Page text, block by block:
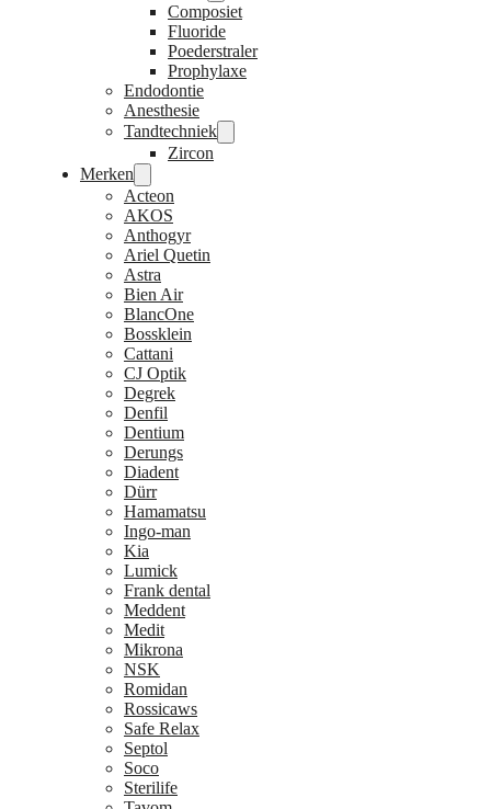
Composiet
Fluoride
Poederstraler
Prophylaxe
Endodontie
Anesthesie
Tandtechniek
Zircon
Merken
Acteon
AKOS
Anthogyr
Ariel Quetin
Astra
Bien Air
BlancOne
Bossklein
Cattani
CJ Optik
Degrek
Denfil
Dentium
Derungs
Diadent
Dürr
Hamamatsu
Ingo-man
Kia
Lumick
Frank dental
Meddent
Medit
Mikrona
NSK
Romidan
Rossicaws
Safe Relax
Septol
Soco
Sterilife